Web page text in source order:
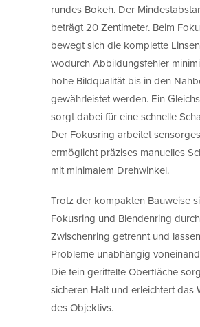
rundes Bokeh. Der
beträgt 20 Zentimeter. Beim
bewegt sich die komplette
wodurch Abbildungsfehler
hohe Bildqualität bis in den
gewährleistet werden. Ein
sorgt dabei für eine schnelle
Der Fokusring arbeitet
ermöglicht präzises manuelles
mit minimalem Drehwinkel.
Trotz der kompakten Bauweise
Fokusring und Blendenring
Zwischenring getrennt und
Probleme unabhängig
Die fein geriffelte Oberfläche
sicheren Halt und erleichtert das
des Objektivs.